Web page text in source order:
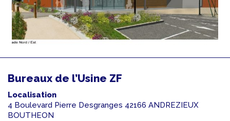
Bureaux de l’Usine ZF
Localisation
4 Boulevard Pierre Desgranges 42166 ANDREZIEUX
BOUTHEON